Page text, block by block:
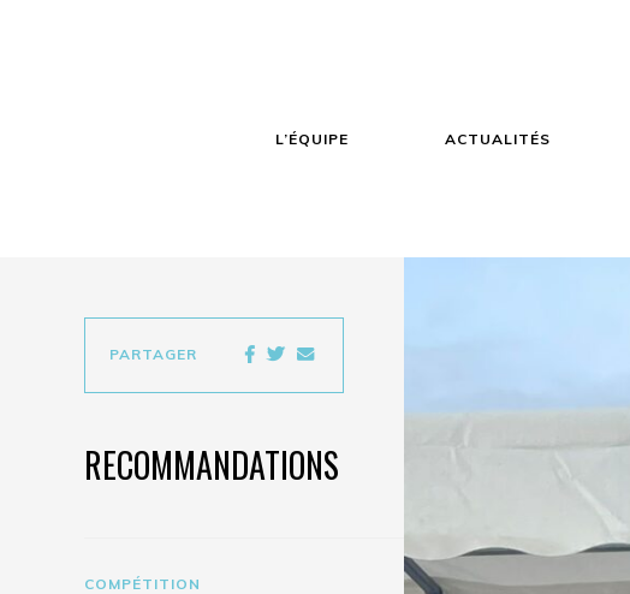
L’ÉQUIPE ACTUALITÉS
PARTAGER
RECOMMANDATIONS
COMPÉTITION